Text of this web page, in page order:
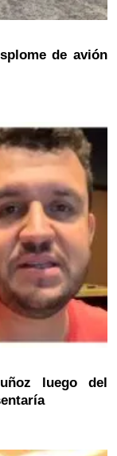
de avión
luego del